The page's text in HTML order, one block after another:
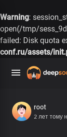
Warning:
open(/tmp/
failed: Disk quota
conf.ru/assets/
root
2 лет тому